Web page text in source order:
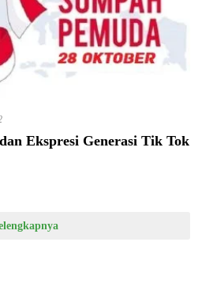
Ekspresi Generasi Tik Tok